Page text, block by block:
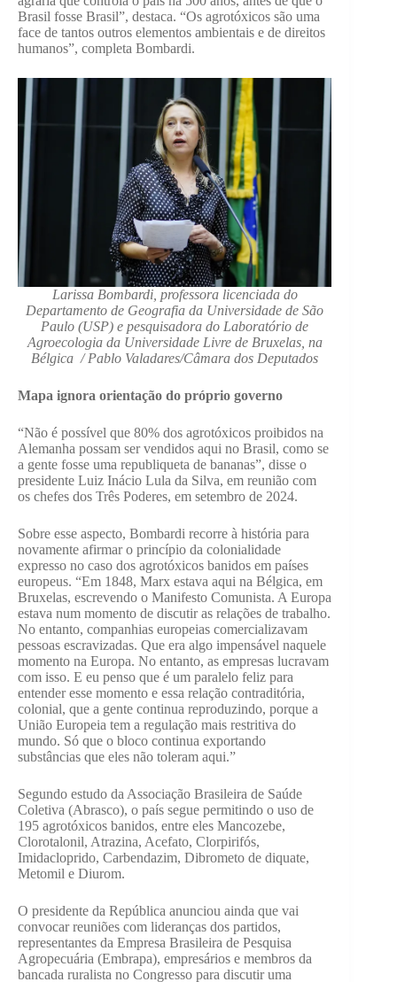
Brasil fosse Brasil”, destaca. “Os agrotóxicos são uma
face de tantos outros elementos ambientais e de direitos
humanos”, completa Bombardi.
Larissa Bombardi, professora licenciada do
Departamento de Geografia da Universidade de São
Paulo (USP) e pesquisadora do Laboratório de
Agroecologia da Universidade Livre de Bruxelas, na
Bélgica / Pablo Valadares/Câmara dos Deputados
Mapa ignora orientação do próprio governo
“Não é possível que 80% dos agrotóxicos proibidos na
Alemanha possam ser vendidos aqui no Brasil, como se
a gente fosse uma republiqueta de bananas”, disse o
presidente Luiz Inácio Lula da Silva, em reunião com
os chefes dos Três Poderes, em setembro de 2024.
Sobre esse aspecto, Bombardi recorre à história para
novamente afirmar o princípio da colonialidade
expresso no caso dos agrotóxicos banidos em países
europeus. “Em 1848, Marx estava aqui na Bélgica, em
Bruxelas, escrevendo o Manifesto Comunista. A Europa
estava num momento de discutir as relações de trabalho.
No entanto, companhias europeias comercializavam
pessoas escravizadas. Que era algo impensável naquele
momento na Europa. No entanto, as empresas lucravam
com isso. E eu penso que é um paralelo feliz para
entender esse momento e essa relação contraditória,
colonial, que a gente continua reproduzindo, porque a
União Europeia tem a regulação mais restritiva do
mundo. Só que o bloco continua exportando
substâncias que eles não toleram aqui.”
Segundo estudo da Associação Brasileira de Saúde
Coletiva (Abrasco), o país segue permitindo o uso de
195 agrotóxicos banidos, entre eles Mancozebe,
Clorotalonil, Atrazina, Acefato, Clorpirifós,
Imidacloprido, Carbendazim, Dibrometo de diquate,
Metomil e Diurom.
O presidente da República anunciou ainda que vai
convocar reuniões com lideranças dos partidos,
representantes da Empresa Brasileira de Pesquisa
Agropecuária (Embrapa), empresários e membros da
bancada ruralista no Congresso para discutir uma